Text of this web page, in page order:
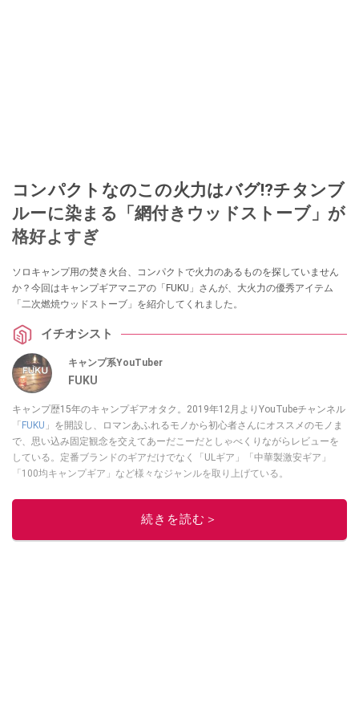
コンパクトなのこの火力はバグ⁉チタンブ
ルーに染まる「網付きウッドストーブ」が
格好よすぎ
ソロキャンプ用の焚き火台、コンパクトで火力のあるものを探していません
か？今回はキャンプギアマニアの「FUKU」さんが、大火力の優秀アイテム
「二次燃焼ウッドストーブ」を紹介してくれました。
イチオシスト
キャンプ系YouTuber
FUKU
キャンプ歴15年のキャンプギアオタク。2019年12月よりYouTubeチャンネル
「FUKU 」を開設し、ロマンあふれるモノから初心者さんにオススメのモノま
で、思い込み固定観念を交えてあーだこーだとしゃべくりながらレビューを
している。定番ブランドのギアだけでなく「ULギア」「中華製激安ギア」
「100均キャンプギア」など様々なジャンルを取り上げている。
このイチオシストの他の記事を読む
続きを読む＞